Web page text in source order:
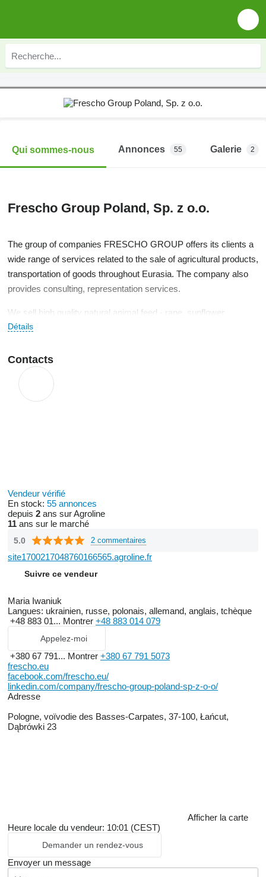
Qui sommes-nous Annonces 55 Galerie 2
Frescho Group Poland, Sp. z o.o.
The group of companies FRESCHO GROUP offers its clients a
wide range of services related to the sale of agricultural products,
transportation of goods throughout Eurasia. The company also
provides consulting, representation services.
We sell high quality natural animal feed - rape, sunflower,
soybean and linseed oilcake, sunflower and soybean meal,
oil, rapeseed oil.
Détails
Contacts
Vendeur vérifié
En stock: 55 annonces
depuis 2 ans sur Agroline
11 ans sur le marché
5.0 2 commentaires
site1700217048760166565.agroline.fr
Suivre ce vendeur
Maria Iwaniuk
Langues: ukrainien, russe, polonais, allemand, anglais, tchèque
+48 883 01... Montrer +48 883 014 079
Appelez-moi
+380 67 791... Montrer +380 67 791 5073
frescho.eu
facebook.com/frescho.eu/
linkedin.com/company/frescho-group-poland-sp-z-o-o/
Adresse
Pologne, voïvodie des Basses-Carpates, 37-100, Łańcut,
Dąbrówki 23
Afficher la carte
Heure locale du vendeur: 10:01 (CEST)
Demander un rendez-vous
Envoyer un message